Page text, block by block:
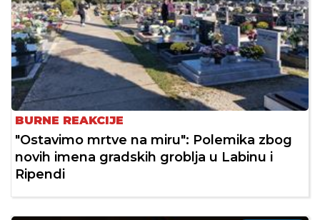
BURNE REAKCIJE
"Ostavimo mrtve na miru": Polemika zbog
novih imena gradskih groblja u Labinu i
Ripendi